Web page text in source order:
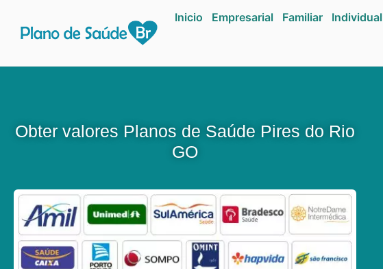
Inicio Empresarial Familiar Individual
Obter valores Planos de Saúde Pires do Rio
GO